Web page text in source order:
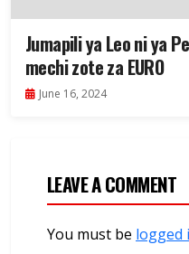
Jumapili ya Leo ni ya
mechi zote za EURO
June 16, 2024
LEAVE A COMMENT
You must be logged